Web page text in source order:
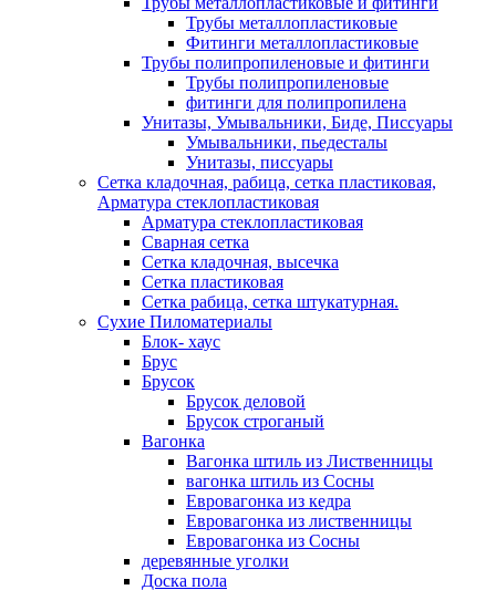
Трубы металлопластиковые
Фитинги металлопластиковые
Трубы полипропиленовые и фитинги
Трубы полипропиленовые
фитинги для полипропилена
Унитазы, Умывальники, Биде, Писсуары
Умывальники, пьедесталы
Унитазы, писсуары
Сетка кладочная, рабица, сетка пластиковая,
Арматура стеклопластиковая
Арматура стеклопластиковая
Сварная сетка
Сетка кладочная, высечка
Сетка пластиковая
Сетка рабица, сетка штукатурная.
Сухие Пиломатериалы
Блок- хаус
Брус
Брусок
Брусок деловой
Брусок строганый
Вагонка
Вагонка штиль из Лиственницы
вагонка штиль из Сосны
Евровагонка из кедра
Евровагонка из лиственницы
Евровагонка из Сосны
деревянные уголки
Доска пола